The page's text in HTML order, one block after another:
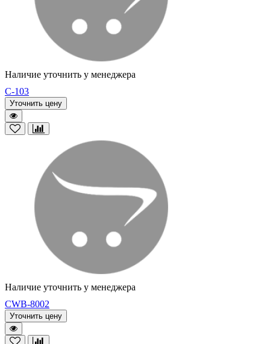
Наличие уточнить у менеджера
C-103
Уточнить цену
Наличие уточнить у менеджера
CWB-8002
Уточнить цену